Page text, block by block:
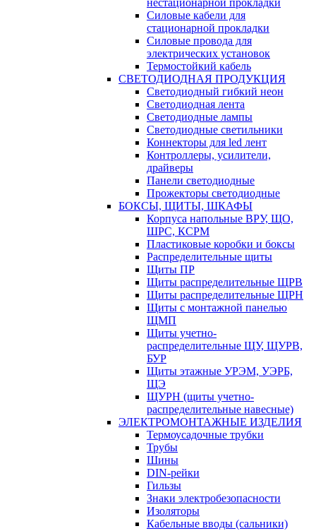
нестационарной прокладки
Силовые кабели для
стационарной прокладки
Силовые провода для
электрических установок
Термостойкий кабель
СВЕТОДИОДНАЯ ПРОДУКЦИЯ
Светодиодный гибкий неон
Светодиодная лента
Светодиодные лампы
Светодиодные светильники
Коннекторы для led лент
Контроллеры, усилители,
драйверы
Панели светодиодные
Прожекторы светодиодные
БОКСЫ, ЩИТЫ, ШКАФЫ
Корпуса напольные ВРУ, ЩО,
ШРС, КСРМ
Пластиковые коробки и боксы
Распределительные щиты
Щиты ПР
Щиты распределительные ЩРВ
Щиты распределительные ЩРН
Щиты с монтажной панелью
ЩМП
Щиты учетно-
распределительные ЩУ, ЩУРВ,
БУР
Щиты этажные УРЭМ, УЭРБ,
ЩЭ
ЩУРН (щиты учетно-
распределительные навесные)
ЭЛЕКТРОМОНТАЖНЫЕ ИЗДЕЛИЯ
Термоусадочные трубки
Трубы
Шины
DIN-рейки
Гильзы
Знаки электробезопасности
Изоляторы
Кабельные вводы (сальники)